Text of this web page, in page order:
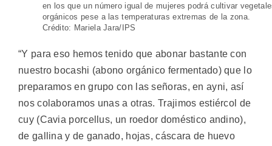
en los que un número igual de mujeres podrá cultivar
orgánicos pese a las temperaturas extremas de la zona.
Crédito: Mariela Jara/IPS
“Y para eso hemos tenido que abonar bastante con
nuestro bocashi (abono orgánico fermentado) que lo
preparamos en grupo con las señoras, en ayni, así
nos colaboramos unas a otras. Trajimos estiércol de
cuy (Cavia porcellus, un roedor doméstico andino),
de gallina y de ganado, hojas, cáscara de huevo